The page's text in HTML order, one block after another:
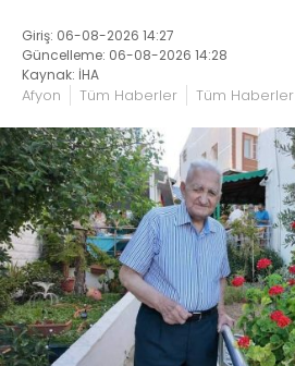
Giriş: 06-08-2026 14:27
Güncelleme: 06-08-2026 14:28
Kaynak: İHA
Afyon Tüm Haberler Tüm Haberler